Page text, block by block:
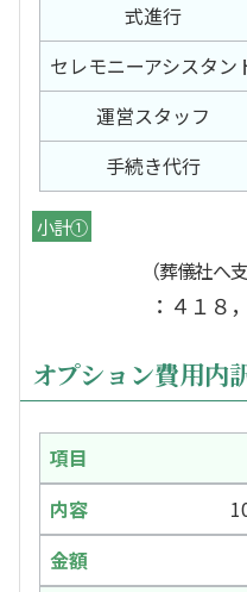
式進行
セレモニーアシスタン
運営スタッフ
手続き代行
小計①
（葬儀社へ
：４１８
オプション費用内